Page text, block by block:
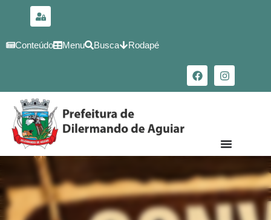
conteúdo
Conteúdo Menu Busca Rodapé